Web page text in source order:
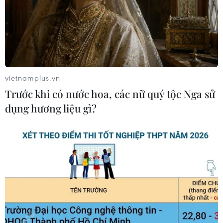
08/08/2026 03:37
Ông Kim Sang-sik trăn trở gì về
hàng phòng ngự trước bán kết
ASEAN Cup?
08/08/2026 00:13
ASEAN Cup 2026: Truyền thông
châu Á ca ngợi chiến thắng của tuyển
Việt Nam
HLV Kim Sang-sik: 'Tôi mong Đình
Bắc vươn xa hơn tầm Đông Nam Á'
07/08/2026 16:54
vietnamplus.vn
Trước khi có nước hoa, các nữ quý tộc Nga sử
dụng hương liệu gì?